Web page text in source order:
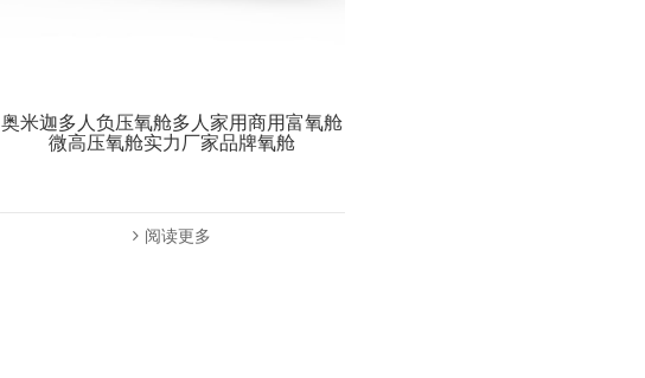
奥米迦多人负压氧舱多人家用商用富氧舱
微高压氧舱实力厂家品牌氧舱
阅读更多